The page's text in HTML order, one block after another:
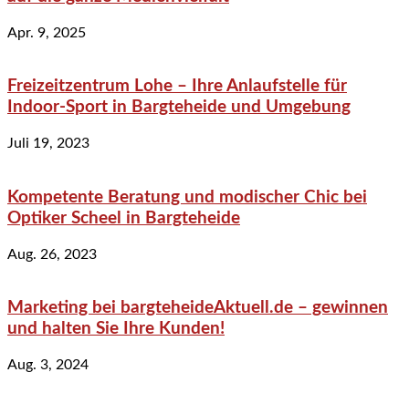
Apr. 9, 2025
Freizeitzentrum Lohe – Ihre Anlaufstelle für
Indoor-Sport in Bargteheide und Umgebung
Juli 19, 2023
Kompetente Beratung und modischer Chic bei
Optiker Scheel in Bargteheide
Aug. 26, 2023
Marketing bei bargteheideAktuell.de – gewinnen
und halten Sie Ihre Kunden!
Aug. 3, 2024